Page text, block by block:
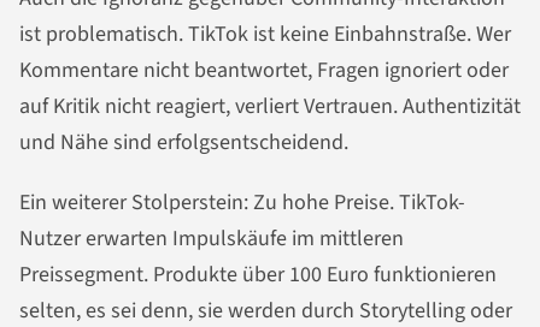
ist problematisch. TikTok ist keine Einbahnstraße. Wer
Kommentare nicht beantwortet, Fragen ignoriert oder
auf Kritik nicht reagiert, verliert Vertrauen. Authentizität
und Nähe sind erfolgsentscheidend.
Ein weiterer Stolperstein: Zu hohe Preise. TikTok-
Nutzer erwarten Impulskäufe im mittleren
Preissegment. Produkte über 100 Euro funktionieren
selten, es sei denn, sie werden durch Storytelling oder